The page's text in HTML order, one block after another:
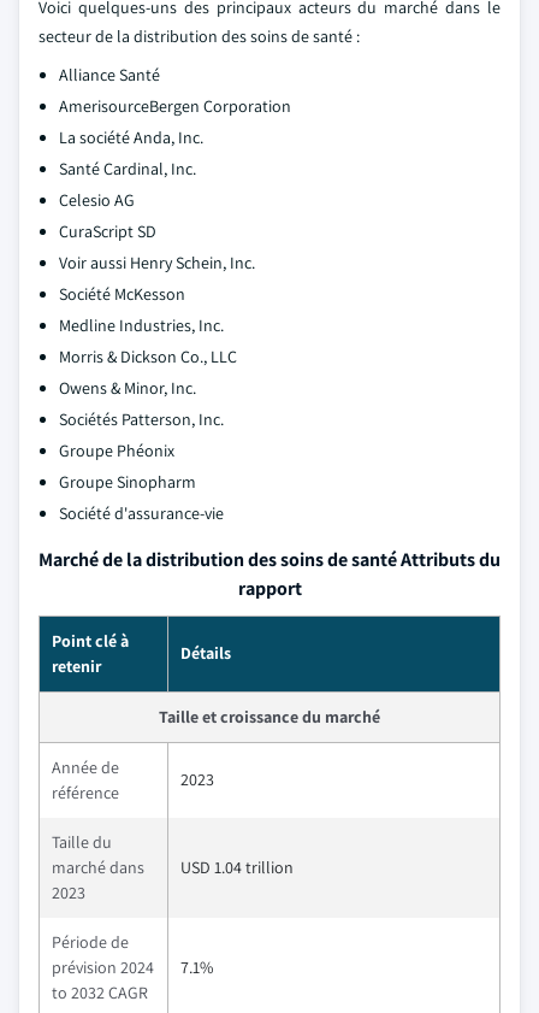
Voici quelques-uns des principaux acteurs du marché dans le
secteur de la distribution des soins de santé :
Alliance Santé
AmerisourceBergen Corporation
La société Anda, Inc.
Santé Cardinal, Inc.
Celesio AG
CuraScript SD
Voir aussi Henry Schein, Inc.
Société McKesson
Medline Industries, Inc.
Morris & Dickson Co., LLC
Owens & Minor, Inc.
Sociétés Patterson, Inc.
Groupe Phéonix
Groupe Sinopharm
Société d'assurance-vie
Marché de la distribution des soins de santé Attributs du
rapport
Point clé à
retenir
Détails
Taille et croissance du marché
Année de
référence
2023
Taille du
marché dans
2023
USD 1.04 trillion
Période de
prévision 2024
to 2032 CAGR
7.1%